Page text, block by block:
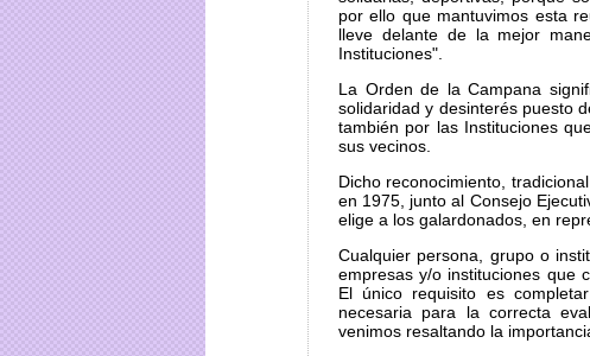
por ello que mantuvimos esta
lleve delante de la mejor
Instituciones".
La Orden de la Campana
solidaridad y desinterés puesto
también por las Instituciones
sus vecinos.
Dicho reconocimiento,
en 1975, junto al Consejo
elige a los galardonados, en
Cualquier persona, grupo o
empresas y/o instituciones que
El único requisito es
necesaria para la correcta
venimos resaltando la